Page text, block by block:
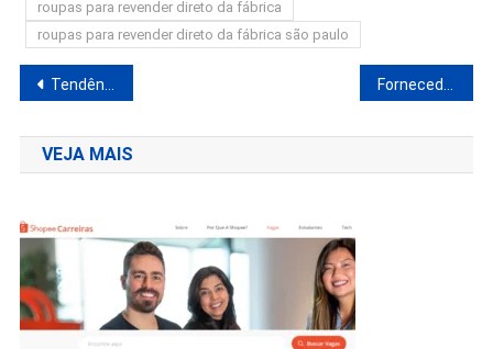
roupas para revender direto da fábrica
roupas para revender direto da fábrica são paulo
Navegação
de
Post
Tendências do E-commerce 2025: Moldando o Futuro do Comércio Eletrônico
VEJA MAIS